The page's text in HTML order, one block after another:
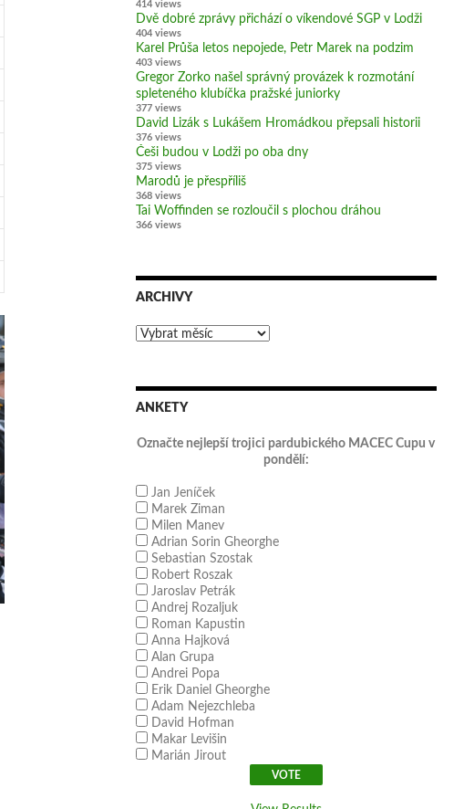
414 views
Dvě dobré zprávy přichází o víkendové SGP v Lodži
404 views
Karel Průša letos nepojede, Petr Marek na podzim
403 views
Gregor Zorko našel správný provázek k rozmotání
spleteného klubíčka pražské juniorky
377 views
David Lizák s Lukášem Hromádkou přepsali historii
376 views
Češi budou v Lodži po oba dny
375 views
Marodů je přespříliš
368 views
Tai Woffinden se rozloučil s plochou dráhou
366 views
ARCHIVY
Archivy
ANKETY
Označte nejlepší trojici pardubického MACEC Cupu v
pondělí:
Jan Jeníček
Marek Ziman
Milen Manev
Adrian Sorin Gheorghe
Sebastian Szostak
Robert Roszak
Jaroslav Petrák
Andrej Rozaljuk
Roman Kapustin
Anna Hajková
Alan Grupa
Andrei Popa
Erik Daniel Gheorghe
Adam Nejezchleba
David Hofman
Makar Levišin
Marián Jirout